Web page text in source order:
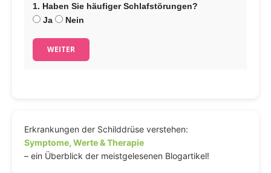
1. Haben Sie häufiger Schlafstörungen?
Ja
Nein
WEITER
Erkrankungen der Schilddrüse verstehen:
Symptome, Werte & Therapie
– ein Überblick der meistgelesenen Blogartikel!